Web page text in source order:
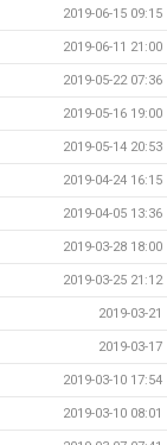
2019-06-15 09:15
2019-06-11 21:00
2019-05-22 07:36
2019-05-16 19:00
2019-05-14 20:53
2019-04-24 16:15
2019-04-05 13:36
2019-03-28 18:00
2019-03-25 21:12
2019-03-21
2019-03-17
2019-03-10 17:54
2019-03-10 08:01